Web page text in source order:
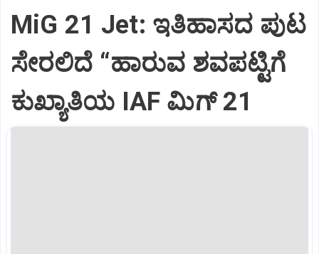
MiG 21 Jet: ಇತಿಹಾಸದ ಪುಟ
ಸೇರಲಿದೆ “ಹಾರುವ ಶವಪಟ್ಟಿಗೆ
ಕುಖ್ಯಾತಿಯ IAF ಮಿಗ್‌ 21